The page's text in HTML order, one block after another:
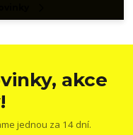
akce
jednou za 14 dní.